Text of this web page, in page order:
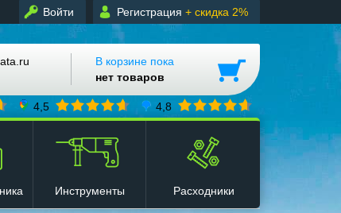
Войти Регистрация + скидка 2%
В корзине пока
нет товаров
4,5 4,8
Инструменты Расходники